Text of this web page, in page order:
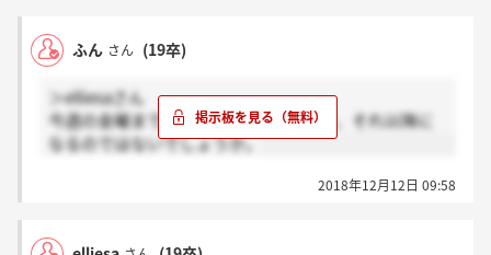
ふん さん (19卒)
＞elliesaさん
今週の金曜まで3次面接あるっぽいので、それ以降に
なるのではないでしょうか。
2018年12月12日 09:58